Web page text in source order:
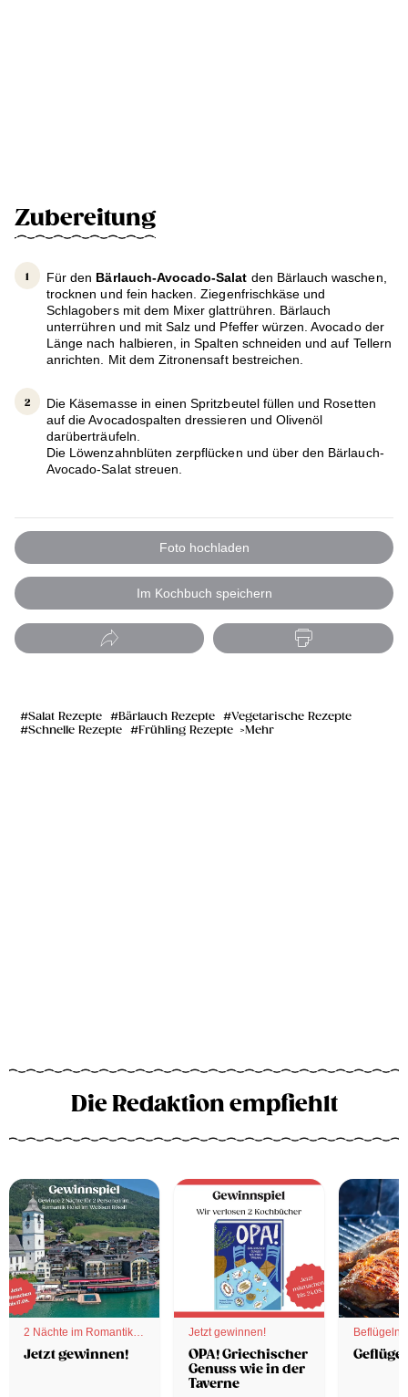
Zubereitung
Für den Bärlauch-Avocado-Salat den Bärlauch waschen,
trocknen und fein hacken. Ziegenfrischkäse und
Schlagobers mit dem Mixer glattrühren. Bärlauch
unterrühren und mit Salz und Pfeffer würzen. Avocado der
Länge nach halbieren, in Spalten schneiden und auf Tellern
anrichten. Mit dem Zitronensaft bestreichen.
Die Käsemasse in einen Spritzbeutel füllen und Rosetten
auf die Avocadospalten dressieren und Olivenöl
darüberträufeln.
Die Löwenzahnblüten zerpflücken und über den Bärlauch-
Avocado-Salat streuen.
Foto hochladen
Im Kochbuch speichern
Salat Rezepte Bärlauch Rezepte
Vegetarische Rezepte
Schnelle Rezepte
Frühling Rezepte Mehr
Die Redaktion empfiehlt
2 Nächte im Romantik
Hotel
Jetzt gewinnen!
Jetzt gewinnen!
OPA! Griechischer
Genuss wie in der
Taverne